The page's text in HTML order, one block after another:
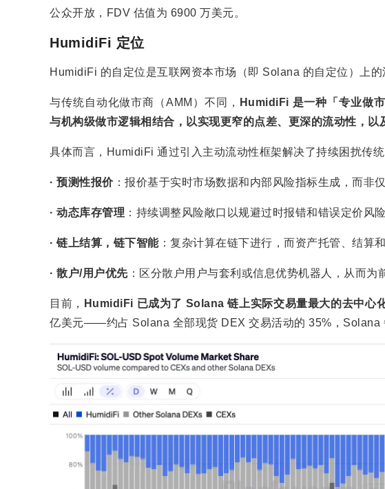
公众开放，FDV 估值为 6900 万美元。
HumidiFi 定位
HumidiFi 的自定位是互联网资本市场（即 Solana 的自定位）上的
与传统自动化做市商（AMM）不同，
HumidiFi 是一种「专业做
与机构级做市逻辑相结合，以实现更窄的点差、更深的流动性，以
具体而言，HumidiFi 通过引入主动流动性框架解决了持续困扰传统
· 预测性报价：报价基于实时市场数据和内部风险指标生成，而非
· 动态库存管理 ：持续调整风险敞口以规避过时报错和错误定价风
· 链上结算，链下智能：复杂计算在链下进行，而资产托管、结算
· 散户/用户优先：区分散户用户与套利或信息优势机器人，从而为
目前， HumidiFi 已成为了 Solana 链上实际交易量最大的去中心
亿美元——约占 Solana 全部现货 DEX 交易活动的 35%，Solana